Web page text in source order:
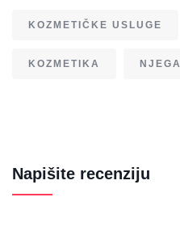
KOZMETIČKE USLUGE
KOZMETIKA NJEGA
Napišite recenziju